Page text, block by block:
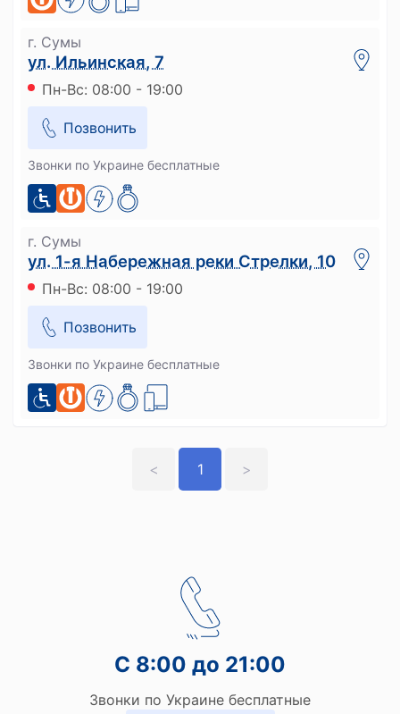
г. Сумы
ул. Ильинская, 7
Пн-Вс: 08:00 - 19:00
Позвонить
Звонки по Украине бесплатные
г. Сумы
ул. 1-я Набережная реки Стрелки, 10
Пн-Вс: 08:00 - 19:00
Позвонить
Звонки по Украине бесплатные
< 1 >
С 8:00 до 21:00
Звонки по Украине бесплатные